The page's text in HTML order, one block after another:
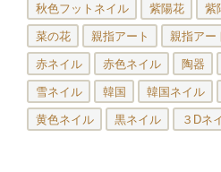
秋色フットネイル 紫陽花 紫
菜の花 親指アート 親指アー
赤ネイル 赤色ネイル 陶器
雪ネイル 韓国 韓国ネイル
黄色ネイル 黒ネイル ３Dネ